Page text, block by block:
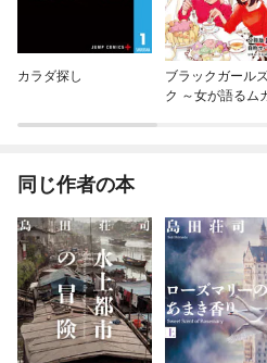
カラダ探し
ブラックガール
ク ～女が語るム
同じ作者の本